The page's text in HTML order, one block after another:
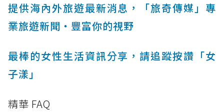
提供海內外旅遊最新消息，「旅奇傳媒」專
業旅遊新聞‧豐富你的視野
最棒的女性生活資訊分享，請追蹤按讚「女
子漾」
精華 FAQ